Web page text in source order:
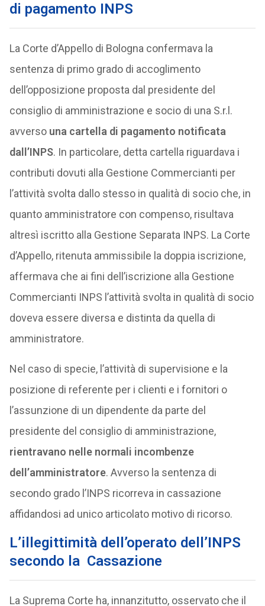
di pagamento INPS
La Corte d’Appello di Bologna confermava la
sentenza di primo grado di accoglimento
dell’opposizione proposta dal presidente del
consiglio di amministrazione e socio di una S.r.l.
avverso una cartella di pagamento notificata
dall’INPS. In particolare, detta cartella riguardava i
contributi dovuti alla Gestione Commercianti per
l’attività svolta dallo stesso in qualità di socio che, in
quanto amministratore con compenso, risultava
altresì iscritto alla Gestione Separata INPS. La Corte
d’Appello, ritenuta ammissibile la doppia iscrizione,
affermava che ai fini dell’iscrizione alla Gestione
Commercianti INPS l’attività svolta in qualità di socio
doveva essere diversa e distinta da quella di
amministratore.
Nel caso di specie, l’attività di supervisione e la
posizione di referente per i clienti e i fornitori o
l’assunzione di un dipendente da parte del
presidente del consiglio di amministrazione,
rientravano nelle normali incombenze
dell’amministratore. Avverso la sentenza di
secondo grado l’INPS ricorreva in cassazione
affidandosi ad unico articolato motivo di ricorso.
L’illegittimità dell’operato dell’INPS
secondo la Cassazione
La Suprema Corte ha, innanzitutto, osservato che il